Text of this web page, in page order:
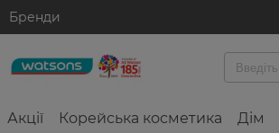
Бренди
Акції Корейська косметика Дім